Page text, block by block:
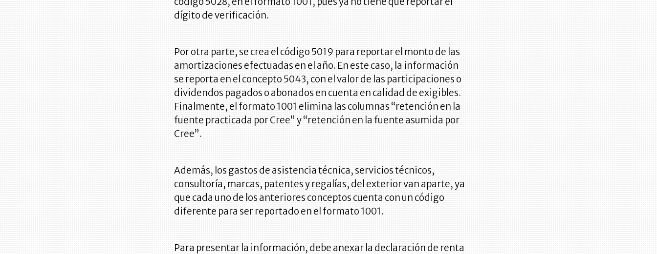
dígito de verificación.
Por otra parte, se crea el código 5019 para reportar el monto de las
amortizaciones efectuadas en el año. En este caso, la información
se reporta en el concepto 5043, con el valor de las participaciones o
dividendos pagados o abonados en cuenta en calidad de exigibles.
Finalmente, el formato 1001 elimina las columnas “retención en la
fuente practicada por Cree” y “retención en la fuente asumida por
Cree”.
Además, los gastos de asistencia técnica, servicios técnicos,
consultoría, marcas, patentes y regalías, del exterior van aparte, ya
que cada uno de los anteriores conceptos cuenta con un código
diferente para ser reportado en el formato 1001.
Para presentar la información, debe anexar la declaración de renta